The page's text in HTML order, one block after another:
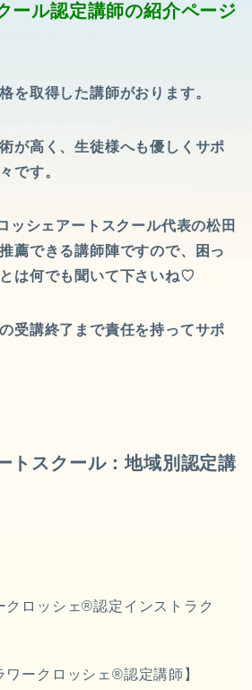
ール認定講師の紹介ページ
を取得した講師がおります。
が高く、生徒様へも優しくサポ
です。
シェアートスクール代表の松田
薦できる講師陣ですので、困っ
は何でも聞いて下さいね♡
受講終了まで責任を持ってサポ
トスクール：地域別認定講
クロッシェ®︎認定インストラク
ワークロッシェ®︎認定講師】